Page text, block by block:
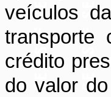
veículos
transporte
crédito
do valor